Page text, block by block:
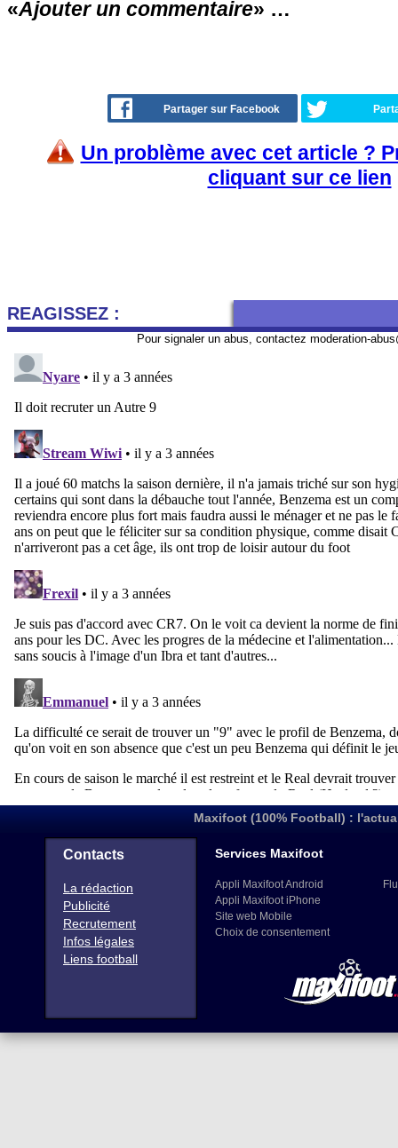
«Ajouter un commentaire» …
Partager sur Facebook
Un problème avec cet article ?
cliquant sur ce lien
REAGISSEZ :
Pour signaler un abus, contactez moderation-
Maxifoot (100% Football) :
Contacts
La rédaction
Publicité
Recrutement
Infos légales
Liens football
Services Maxifoot
Appli Maxifoot Android
Appli Maxifoot iPhone
Site web Mobile
Choix de consentement